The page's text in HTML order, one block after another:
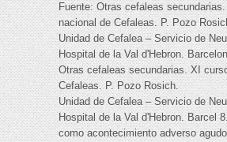
Fuente: Otras cefaleas
nacional de Cefaleas. P. Pozo
Unidad de Cefalea – Servicio de
Hospital de la Val d'Hebron.
Otras cefaleas secundarias. XI
Cefaleas. P. Pozo Rosich.
Unidad de Cefalea – Servicio de
Hospital de la Val d'Hebron. Barcel
como acontecimiento adverso